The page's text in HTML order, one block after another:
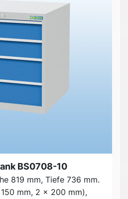
BS0708-10
819 mm, Tiefe 736 mm.
mm, 2 x 200 mm),